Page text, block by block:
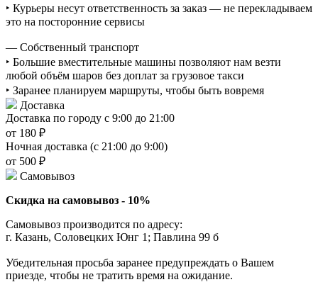
‣ Курьеры несут ответственность за заказ — не перекладываем
это на посторонние сервисы
— Собственный транспорт
‣ Большие вместительные машины позволяют нам везти
любой объём шаров без доплат за грузовое такси
‣ Заранее планируем маршруты, чтобы быть вовремя
Доставка
Доставка по городу с 9:00 до 21:00
от 180 ₽
Ночная доставка (с 21:00 до 9:00)
от 500 ₽
Самовывоз
Скидка на самовывоз - 10%
Самовывоз производится по адресу:
г. Казань, Соловецких Юнг 1; Павлина 99 б
Убедительная просьба заранее предупреждать о Вашем
приезде, чтобы не тратить время на ожидание.